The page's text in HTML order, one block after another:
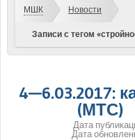
МШК Новости
Записи с тегом
4—6.03.2017:
(МТС)
Дата
Дата